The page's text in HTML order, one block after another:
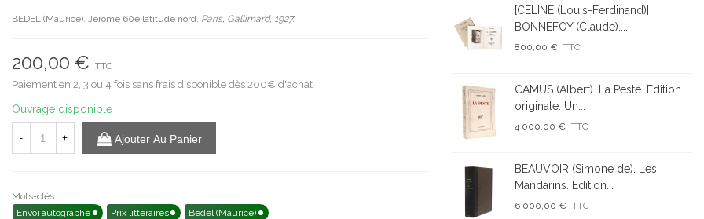
BEDEL (Maurice). Jérôme 60e latitude nord. Paris, Gallimard, 1927.
200,00 € TTC
Paiement en 2, 3 ou 4 fois sans frais disponible dès 200€ d'achat
Ouvrage disponible
- + Ajouter Au Panier
Mots-clés
Envoi autographe
Prix littéraires Bedel (Maurice)
[CELINE (Louis-Ferdinand)]
BONNEFOY (Claude)....
800,00 € TTC
CAMUS (Albert). La Peste. Edition
originale. Un...
4 000,00 € TTC
BEAUVOIR (Simone de). Les
Mandarins. Edition...
6 000,00 € TTC